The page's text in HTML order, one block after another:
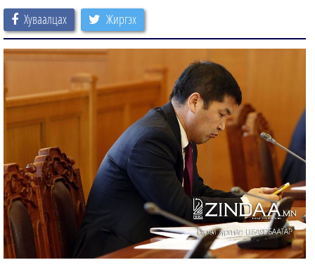
Хуваалцах Жиргэх